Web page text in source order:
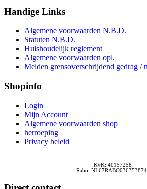
Handige Links
Algemene voorwaarden N.B.D.
Statuten N.B.D.
Huishoudelijk reglement
Algemene voorwaarden opl.
Melden grensoverschrijdend gedrag /
Shopinfo
Login
Mijn Account
Algemene voorwaarden shop
herroeping
Privacy beleid
KvK: 40157258
Rabo: